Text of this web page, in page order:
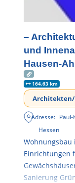
–
und
Hausen-
164.63 km
Adresse:
Hessen
Wohnungsbau
Einrichtungen
Sanierung